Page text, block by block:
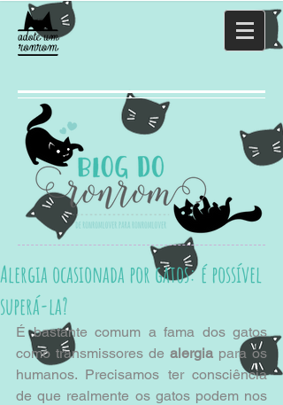
Alergia ocasionada por gatos: é possível
superá-la?
É bastante comum a fama dos gatos
como transmissores de alergia para os
humanos. Precisamos ter consciência
de que realmente os gatos podem nos